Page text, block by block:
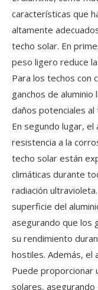
características que
altamente
techo solar. En
peso ligero reduce
Para los techos con
ganchos de
daños potenciales
En segundo lugar,
resistencia a la
techo solar están
climáticas durante
radiación
superficie del
asegurando que los
su rendimiento
hostiles. Además, el
Puede proporcionar
solares,